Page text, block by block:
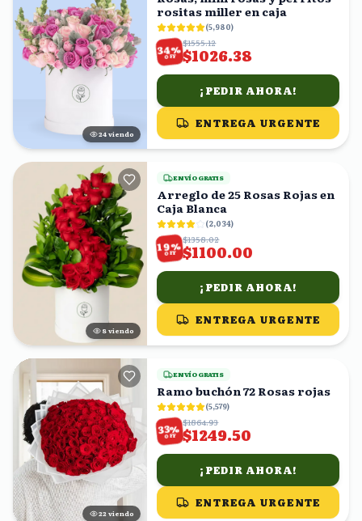
24 viendo
rositas miller en caja
(5,980)
34%
OFF
$1555.12
$1026.38
¡PEDIR AHORA!
ENTREGA URGENTE
8 viendo
ENVÍO GRATIS
Arreglo de 25 Rosas Rojas en
Caja Blanca
(2,034)
19%
OFF
$1358.02
$1100.00
¡PEDIR AHORA!
ENTREGA URGENTE
22 viendo
ENVÍO GRATIS
Ramo buchón 72 Rosas rojas
(5,579)
33%
OFF
$1864.93
$1249.50
¡PEDIR AHORA!
ENTREGA URGENTE